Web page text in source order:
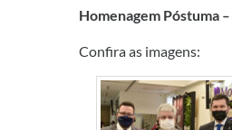
Homenagem Póstuma –
Confira as imagens: